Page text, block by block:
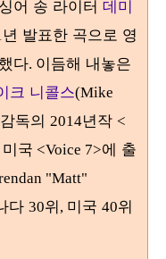
어 송 라이터 데미
년 발표한 곡으로 영
다. 이듬해 내놓은
크 니콜스(Mike
감독의 2014년작 <
미국 <Voice 7>에 출
"Matt"
다 30위, 미국 40위